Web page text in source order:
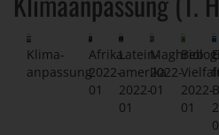
Klima-
anpassung
Afrika
2022-
01
Latein-
amerika
2022-
01
Maghreb
2022-
01
2022-
01